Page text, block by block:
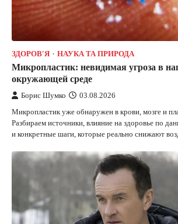
ЗДОРОВ'Я НАУКА ТА ПРИРОДА
Микропластик: невидимая угроза в
окружающей среде
Борис Шумко 03.08.2026
Микропластик уже обнаружен в крови, мозге и
Разбираем источники, влияние на здоровье по
и конкретные шаги, которые реально снижают